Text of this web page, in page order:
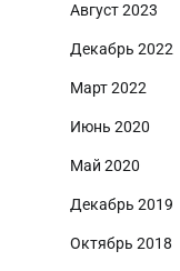
Август 2023
Декабрь 2022
Март 2022
Июнь 2020
Май 2020
Декабрь 2019
Октябрь 2018